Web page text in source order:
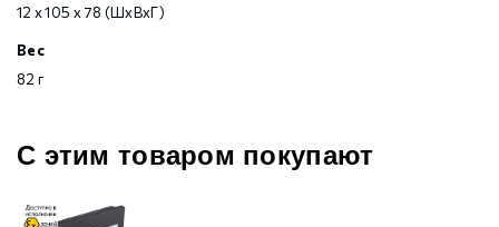
12 х 105 х 78 (ШхВхГ)
Вес
82 г
С этим товаром покупают